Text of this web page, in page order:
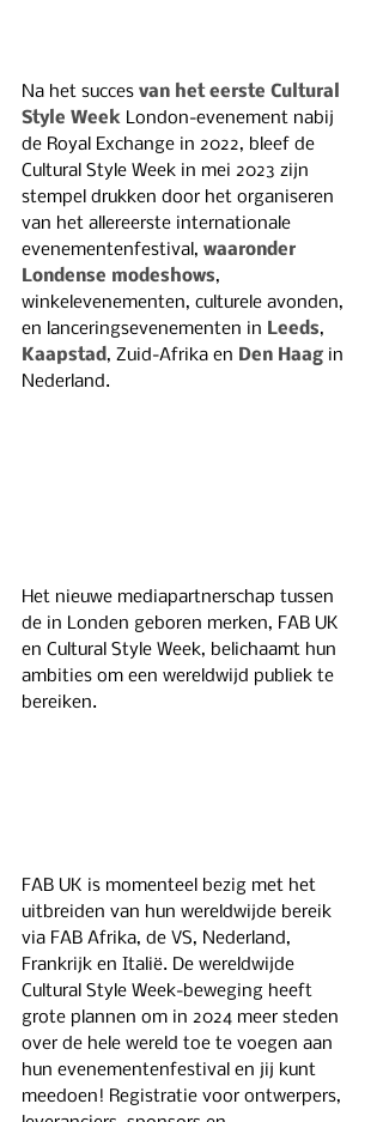
Na het succes van het eerste Cultural
Style Week London-evenement nabij
de Royal Exchange in 2022, bleef de
Cultural Style Week in mei 2023 zijn
stempel drukken door het organiseren
van het allereerste internationale
evenementenfestival, waaronder
Londense modeshows,
winkelevenementen, culturele avonden,
en lanceringsevenementen in Leeds,
Kaapstad, Zuid-Afrika en Den Haag in
Nederland.
Het nieuwe mediapartnerschap tussen
de in Londen geboren merken, FAB UK
en Cultural Style Week, belichaamt hun
ambities om een ​​wereldwijd publiek te
bereiken.
FAB UK is momenteel bezig met het
uitbreiden van hun wereldwijde bereik
via FAB Afrika, de VS, Nederland,
Frankrijk en Italië. De wereldwijde
Cultural Style Week-beweging heeft
grote plannen om in 2024 meer steden
over de hele wereld toe te voegen aan
hun evenementenfestival en jij kunt
meedoen! Registratie voor ontwerpers,